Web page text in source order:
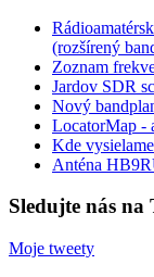
(rozšírený
Zoznam
Jardov SDR
Nový
LocatorMap -
Kde vysielame
Anténa
Sledujte nás na
Moje tweety